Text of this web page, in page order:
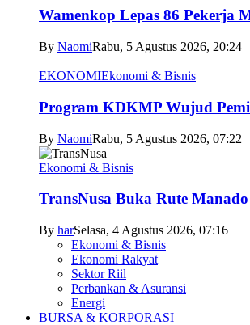
Wamenkop Lepas 86 Pekerja
By NaomiRabu, 5 Agustus 2026, 20:24
EKONOMIEkonomi & Bisnis
Program KDKMP Wujud
By NaomiRabu, 5 Agustus 2026, 07:22
Ekonomi & Bisnis
TransNusa Buka Rute
By harSelasa, 4 Agustus 2026, 07:16
Ekonomi & Bisnis
Ekonomi Rakyat
Sektor Riil
Perbankan & Asuransi
Energi
BURSA & KORPORASI